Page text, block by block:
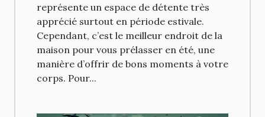
représente un espace de détente très
apprécié surtout en période estivale.
Cependant, c’est le meilleur endroit de la
maison pour vous prélasser en été, une
manière d’offrir de bons moments à votre
corps. Pour...